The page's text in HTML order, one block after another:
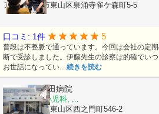
京都府京都市東山区泉涌寺雀ケ森町5-5
口コミ: 1件 5
普段は不整脈で通っています。今回は会社の定
断で受診しました。伊藤先生の診察は的確でい
お世話になってい... 続きを読む
医療法人原田病院
内科, 外科, 小児科, ...
京都府京都市東山区西之門町546-2